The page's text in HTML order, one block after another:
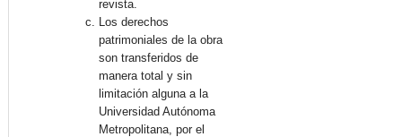
revista.
Los derechos
patrimoniales de la obra
son transferidos de
manera total y sin
limitación alguna a la
Universidad Autónoma
Metropolitana, por el